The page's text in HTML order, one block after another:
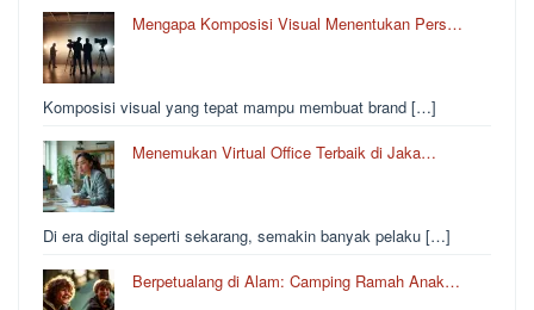
Mengapa Komposisi Visual Menentukan Pers…
Komposisi visual yang tepat mampu membuat brand […]
Menemukan Virtual Office Terbaik di Jaka…
Di era digital seperti sekarang, semakin banyak pelaku […]
Berpetualang di Alam: Camping Ramah Anak…